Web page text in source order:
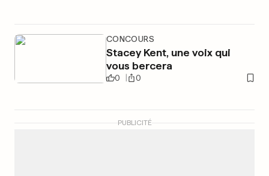
CONCOURS
Stacey Kent, une voix qui
vous bercera
0 0
PUBLICITÉ